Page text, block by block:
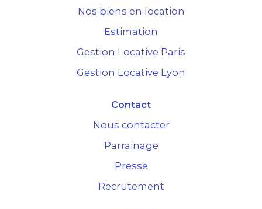
Nos biens en location
Estimation
Gestion Locative Paris
Gestion Locative Lyon
Contact
Nous contacter
Parrainage
Presse
Recrutement